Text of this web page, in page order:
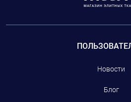
Новости
Блог